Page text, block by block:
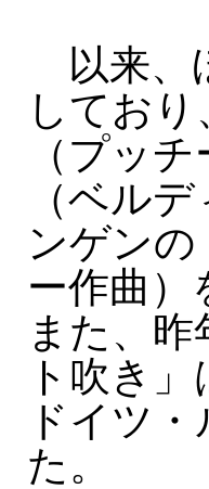
以来、
してお
（プッ
（ベル
ンゲン
ー作曲）
また、
ト吹き
ドイツ
た。